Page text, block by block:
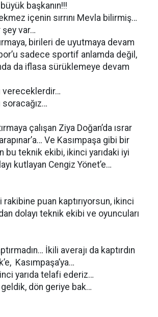
başkanın!!!
içenin sırrını Mevla bilirmiş…
var…
birileri de uyutmaya devam
sadece sportif anlamda değil,
da iflasa sürüklemeye devam
vereceklerdir…
soracağız…
çalışan Ziya Doğan’da ısrar
Ve Kasımpaşa gibi bir
bu teknik ekibi, ikinci yarıdaki iyi
kutlayan Cengiz Yönet’e…
rakibine puan kaptırıyorsun, ikinci
dolayı teknik ekibi ve oyuncuları
İkili averajı da kaptırdın
Kasımpaşa’ya…
yarıda telafi ederiz…
dön geriye bak…